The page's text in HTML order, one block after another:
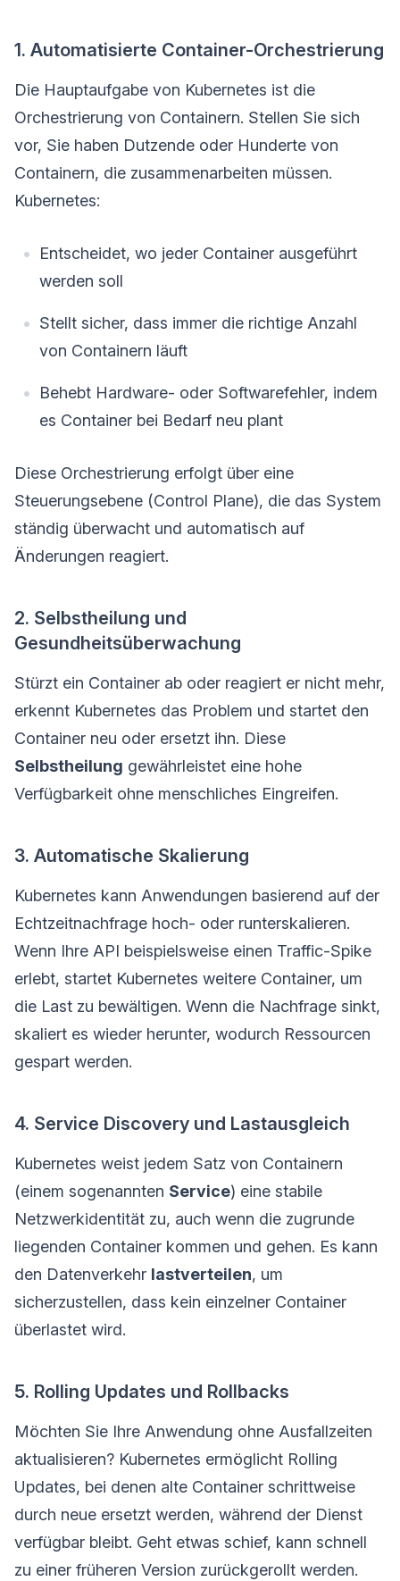
1. Automatisierte Container-Orchestrierung
Die Hauptaufgabe von Kubernetes ist die
Orchestrierung von Containern. Stellen Sie sich
vor, Sie haben Dutzende oder Hunderte von
Containern, die zusammenarbeiten müssen.
Kubernetes:
Entscheidet, wo jeder Container ausgeführt
werden soll
Stellt sicher, dass immer die richtige Anzahl
von Containern läuft
Behebt Hardware- oder Softwarefehler, indem
es Container bei Bedarf neu plant
Diese Orchestrierung erfolgt über eine
Steuerungsebene (Control Plane), die das System
ständig überwacht und automatisch auf
Änderungen reagiert.
2. Selbstheilung und
Gesundheitsüberwachung
Stürzt ein Container ab oder reagiert er nicht mehr,
erkennt Kubernetes das Problem und startet den
Container neu oder ersetzt ihn. Diese
Selbstheilung gewährleistet eine hohe
Verfügbarkeit ohne menschliches Eingreifen.
3. Automatische Skalierung
Kubernetes kann Anwendungen basierend auf der
Echtzeitnachfrage hoch- oder runterskalieren.
Wenn Ihre API beispielsweise einen Traffic-Spike
erlebt, startet Kubernetes weitere Container, um
die Last zu bewältigen. Wenn die Nachfrage sinkt,
skaliert es wieder herunter, wodurch Ressourcen
gespart werden.
4. Service Discovery und Lastausgleich
Kubernetes weist jedem Satz von Containern
(einem sogenannten Service) eine stabile
Netzwerkidentität zu, auch wenn die zugrunde
liegenden Container kommen und gehen. Es kann
den Datenverkehr lastverteilen, um
sicherzustellen, dass kein einzelner Container
überlastet wird.
5. Rolling Updates und Rollbacks
Möchten Sie Ihre Anwendung ohne Ausfallzeiten
aktualisieren? Kubernetes ermöglicht Rolling
Updates, bei denen alte Container schrittweise
durch neue ersetzt werden, während der Dienst
verfügbar bleibt. Geht etwas schief, kann schnell
zu einer früheren Version zurückgerollt werden.